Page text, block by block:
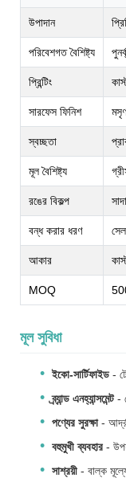
উপাদান
পরিবেশগত বৈশিষ্ট্য
প্রিন্টিং
সারফেস ফিনিশ
স্বচ্ছতা
মূল বৈশিষ্ট্য
রঙের বিকল্প
বন্ধ করার ধরণ
আকার
MOQ
মূল সুবিধা
ইকো-সার্টিফাইড-
ব্র্যান্ড এনহ্যান্সমেন্ট-
পণ্যের সুরক্ষা-
বহুমুখী ব্যবহার -
সাশ্রয়ী - বাল্ক